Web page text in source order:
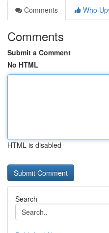
Comments
Who
Comments
Submit a Comment
No HTML
HTML is disabled
Search